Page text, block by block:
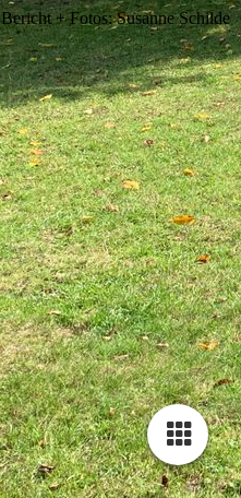
Bericht + Fotos: Susanne Schilde